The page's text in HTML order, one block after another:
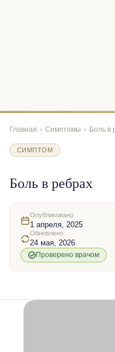
Главная › Симптомы › Боль в
СИМПТОМ
Боль в ребрах
Опубликовано
1 апреля, 2025
Обновлено
24 мая, 2026
Проверено врачом